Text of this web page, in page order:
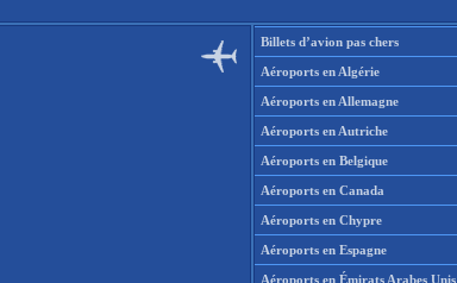
Billets d’avion pas chers
Aéroports en Algérie
Aéroports en Allemagne
Aéroports en Autriche
Aéroports en Belgique
Aéroports en Canada
Aéroports en Chypre
Aéroports en Espagne
Aéroports en Émirats Arabes Unis